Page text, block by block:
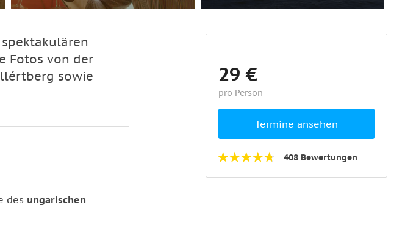
Fotos von der
sowie
des ungarischen
29 €
pro Person
Termine ansehen
408 Bewertungen